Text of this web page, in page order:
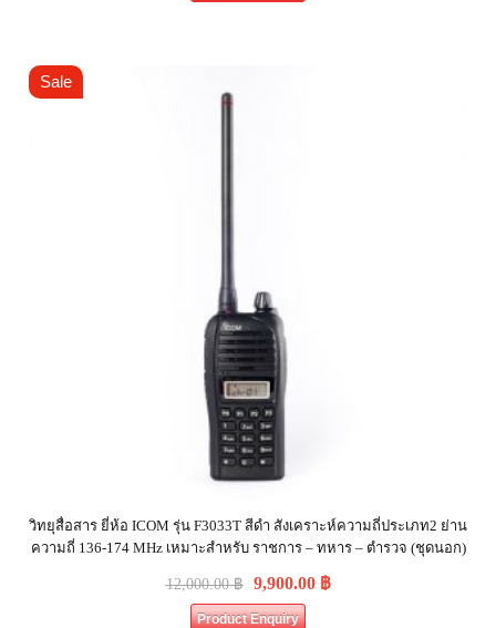
Sale
วิทยุสื่อสาร ยี่ห้อ ICOM รุ่น F3033T สีดำ สังเคราะห์ความถี่ประเภท2 ย่าน
ความถี่ 136-174 MHz เหมาะสำหรับ ราชการ – ทหาร – ตำรวจ (ชุดนอก)
12,000.00฿ 9,900.00 ฿
Product Enquiry